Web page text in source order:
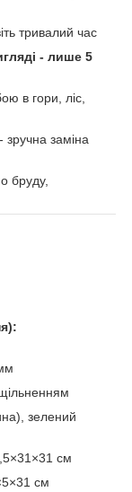
тривалий час
- лише 5
в гори, ліс,
- зручна заміна
бруду,
зелений
см
см